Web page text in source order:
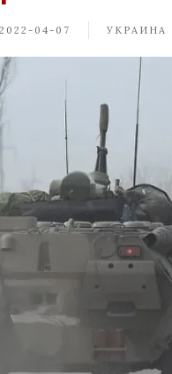
2022-04-07 УКРАИНА